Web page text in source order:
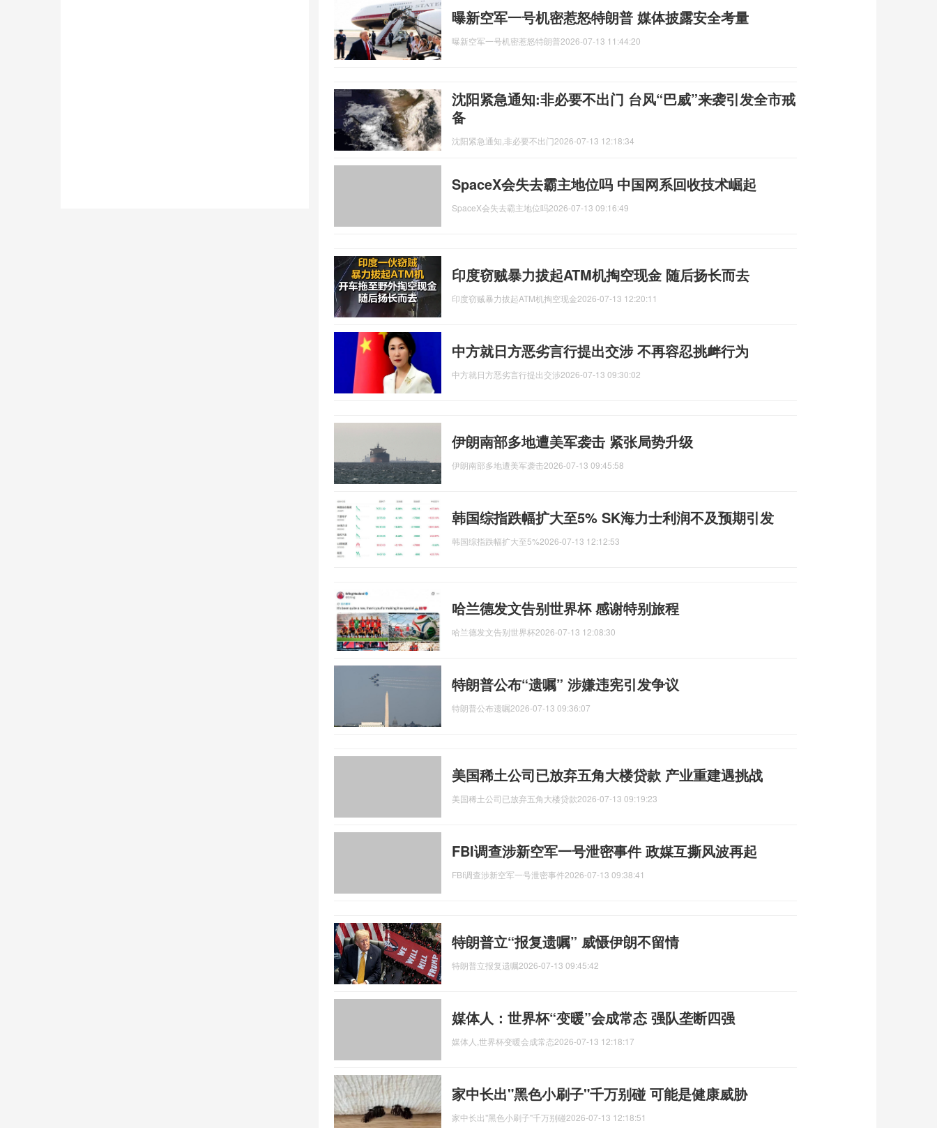
曝新空军一号机密惹怒特朗普 媒体披露安全考量
曝新空军一号机密惹怒特朗普2026-07-13 11:44:20
沈阳紧急通知:非必要不出门 台风“巴威”来袭引发全市戒
备
沈阳紧急通知,非必要不出门2026-07-13 12:18:34
SpaceX会失去霸主地位吗 中国网系回收技术崛起
SpaceX会失去霸主地位吗2026-07-13 09:16:49
印度窃贼暴力拔起ATM机掏空现金 随后扬长而去
印度窃贼暴力拔起ATM机掏空现金2026-07-13 12:20:11
中方就日方恶劣言行提出交涉 不再容忍挑衅行为
中方就日方恶劣言行提出交涉2026-07-13 09:30:02
伊朗南部多地遭美军袭击 紧张局势升级
伊朗南部多地遭美军袭击2026-07-13 09:45:58
韩国综指跌幅扩大至5% SK海力士利润不及预期引发
韩国综指跌幅扩大至5%2026-07-13 12:12:53
哈兰德发文告别世界杯 感谢特别旅程
哈兰德发文告别世界杯2026-07-13 12:08:30
特朗普公布“遗嘱” 涉嫌违宪引发争议
特朗普公布遗嘱2026-07-13 09:36:07
美国稀土公司已放弃五角大楼贷款 产业重建遇挑战
美国稀土公司已放弃五角大楼贷款2026-07-13 09:19:23
FBI调查涉新空军一号泄密事件 政媒互撕风波再起
FBI调查涉新空军一号泄密事件2026-07-13 09:38:41
特朗普立“报复遗嘱” 威慑伊朗不留情
特朗普立报复遗嘱2026-07-13 09:45:42
媒体人：世界杯“变暖”会成常态 强队垄断四强
媒体人,世界杯变暖会成常态2026-07-13 12:18:17
家中长出"黑色小刷子"千万别碰 可能是健康威胁
家中长出"黑色小刷子"千万别碰2026-07-13 12:18:51